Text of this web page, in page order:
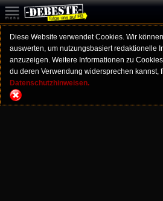
Diese Website verwendet Cookies. Wir
auswerten, um nutzungsbasiert redaktionelle
anzuzeigen. Weitere Informationen zu
du deren Verwendung widersprechen kannst,
Datenschutzhinweisen.